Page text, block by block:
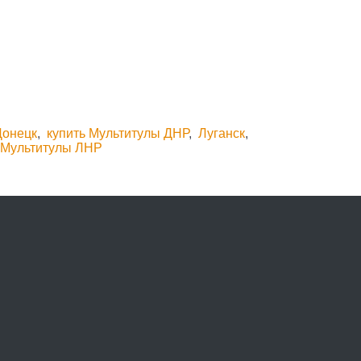
, купить Мультитулы ДНР,Луганск,
Мультитулы ЛНР